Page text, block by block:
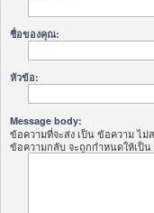
ชื่อของคุณ:
หัวข้อ:
Message body:
ข้อความที่จะส่ง เป็น ข้อความ ไม่
ข้อความกลับ จะถูกกำหนดให้เป็น